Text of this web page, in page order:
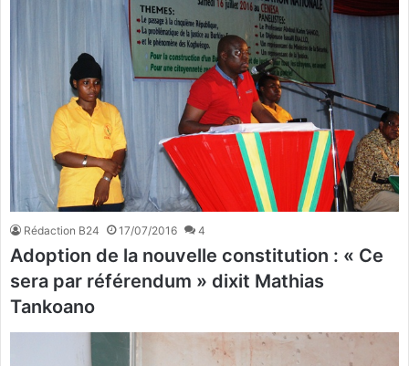
Rédaction B24 17/07/2016 4
Adoption de la nouvelle constitution : « Ce
sera par référendum » dixit Mathias
Tankoano